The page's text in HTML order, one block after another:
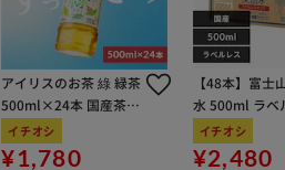
アイリスのお茶 綠 緑茶
500ml×24本 国産茶葉
100％使用
イチオシ
¥1,780
【48本】富士
水 500ml ラベ
イチオシ
¥2,480